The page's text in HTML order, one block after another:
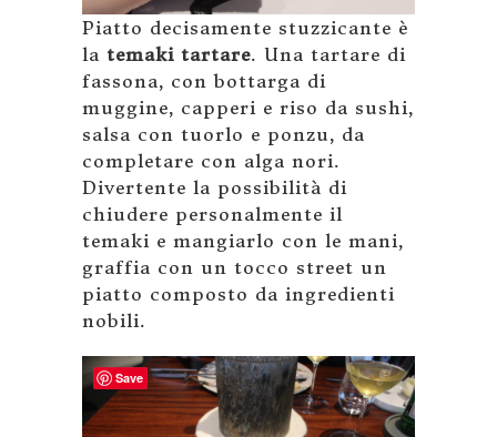
Piatto decisamente stuzzicante è
la temaki tartare. Una tartare di
fassona, con bottarga di
muggine, capperi e riso da sushi,
salsa con tuorlo e ponzu, da
completare con alga nori.
Divertente la possibilità di
chiudere personalmente il
temaki e mangiarlo con le mani,
graffia con un tocco street un
piatto composto da ingredienti
nobili.
Save